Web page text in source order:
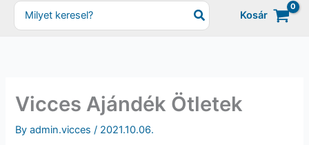
Search
for:
Kosár
Vicces Ajándék Ötletek
Byadmin.vicces/ 2021.10.06.